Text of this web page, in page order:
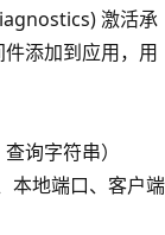
激活承
添加到应用，用
询字符串）
本地端口、客户端